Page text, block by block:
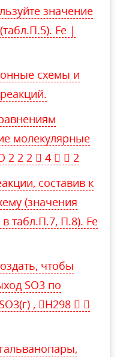
значение
Fe |
схемы и
молекулярные
2 2 2  4   2
составив к
(значения
табл.П.7, П.8). Fe
чтобы
SO3 по
, H298  